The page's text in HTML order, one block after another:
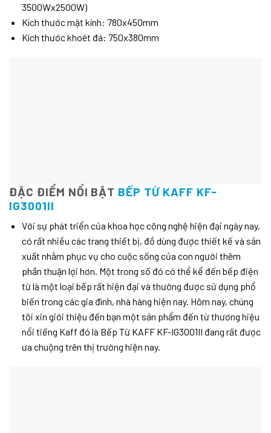
3500Wx2500W)
Kích thước mặt kính: 780x450mm
Kích thước khoét đá: 750x380mm
ĐẶC ĐIỂM NỔI BẬT BẾP TỪ KAFF KF-
IG3001II
Với sự phát triển của khoa học công nghệ hiện đại ngày nay,
có rất nhiều các trang thiết bị, đồ dùng được thiết kế và sản
xuất nhằm phục vụ cho cuộc sống của con người thêm
phần thuận lợi hơn. Một trong số đó có thể kể đến bếp điện
từ là một loại bếp rất hiện đại và thường được sử dụng phổ
biến trong các gia đình, nhà hàng hiện nay. Hôm nay, chúng
tôi xin giới thiệu đến bạn một sản phẩm đến từ thương hiệu
nổi tiếng Kaff đó là Bếp Từ KAFF KF-IG3001II đang rất được
ưa chuộng trên thị trường hiện nay.